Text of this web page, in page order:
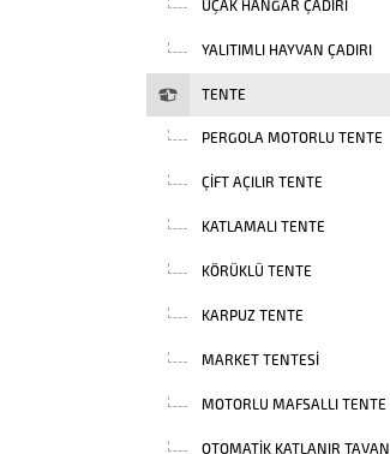
UÇAK HANGAR ÇADIRI
YALITIMLI HAYVAN ÇADIRI
TENTE
PERGOLA MOTORLU TENTE
ÇIFT AÇILIR TENTE
KATLAMALI TENTE
KÖRÜKLÜ TENTE
KARPUZ TENTE
MARKET TENTESI
MOTORLU MAFSALLI TENTE
OTOMATIK KATLANIR TAVAN